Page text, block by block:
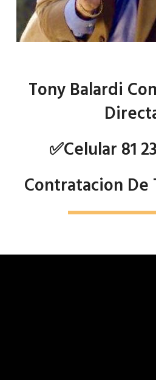
Tony Balardi
✅Celular 81
Contratacion De